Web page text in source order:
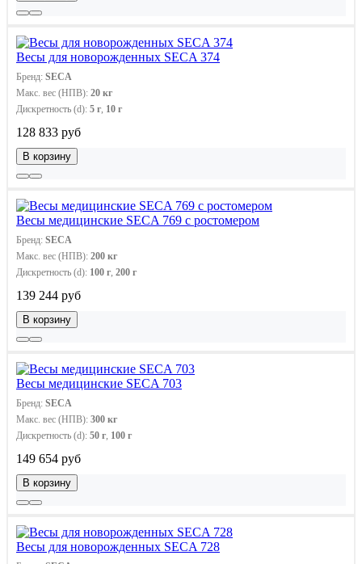
Весы для новорожденных SECA 374
Бренд: SECA
Макс. вес (НПВ): 20 кг
Дискретность (d): 5 г, 10 г
128 833 руб
В корзину
Весы медицинские SECA 769 с ростомером
Бренд: SECA
Макс. вес (НПВ): 200 кг
Дискретность (d): 100 г, 200 г
139 244 руб
В корзину
Весы медицинские SECA 703
Бренд: SECA
Макс. вес (НПВ): 300 кг
Дискретность (d): 50 г, 100 г
149 654 руб
В корзину
Весы для новорожденных SECA 728